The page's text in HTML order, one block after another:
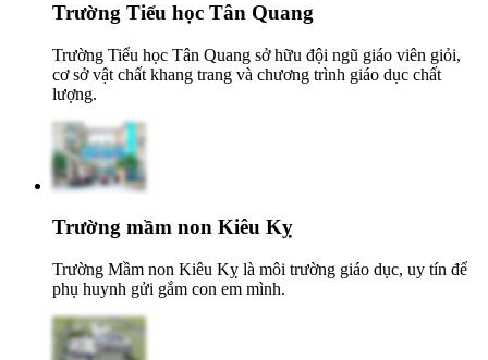
Trường Tiểu học Tân Quang
Trường Tiểu học Tân Quang sở hữu đội ngũ giáo viên giỏi,
cơ sở vật chất khang trang và chương trình giáo dục chất
lượng.
Trường mầm non Kiêu Kỵ
Trường Mầm non Kiêu Kỵ là môi trường giáo dục, uy tín để
phụ huynh gửi gắm con em mình.